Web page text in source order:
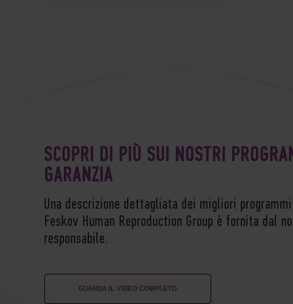
SCOPRI DI PIÙ SUI NOSTRI
GARANZIA
Una descrizione dettagliata dei migliori
Feskov Human Reproduction Group è fornita dal
responsabile.
GUARDA IL VIDEO COMPLETO